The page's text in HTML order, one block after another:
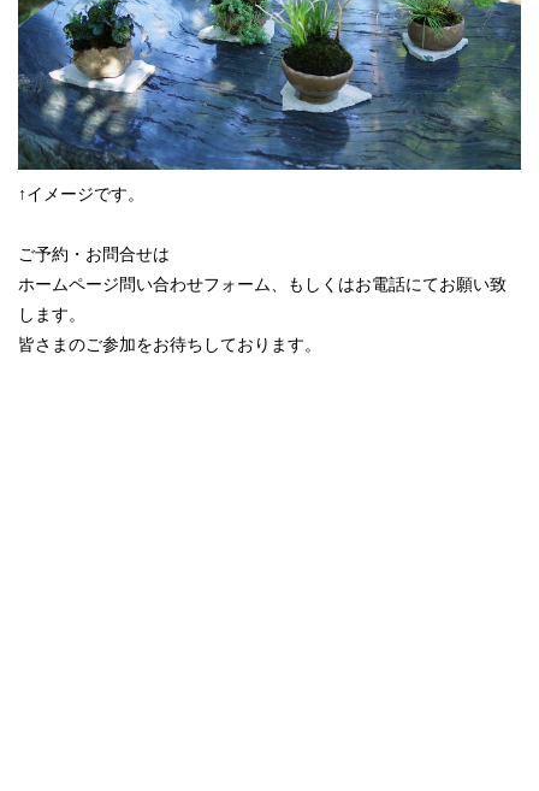
↑イメージです。
ご予約・お問合せは
ホームページ問い合わせフォーム、もしくはお電話にてお願い致
します。
皆さまのご参加をお待ちしております。